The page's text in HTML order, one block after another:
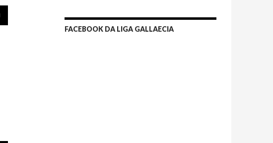
FACEBOOK DA LIGA GALLAECIA